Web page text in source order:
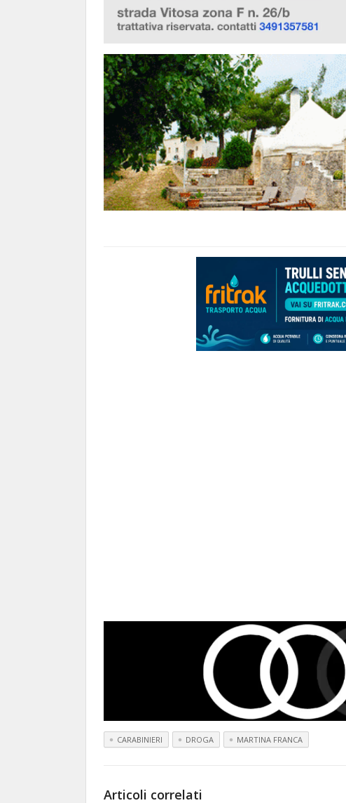
CARABINIERI DROGA MARTINA FRANCA
Articoli correlati